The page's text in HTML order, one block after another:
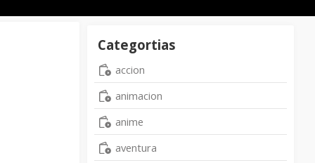
Categortias
accion
animacion
anime
aventura